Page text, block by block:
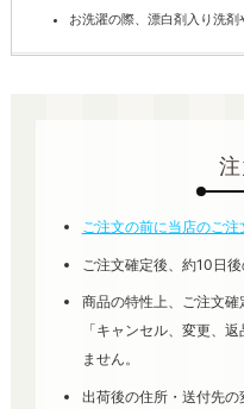
お洗濯の際、漂白剤入り洗剤
ご注文の前に当店のご注
ご注文確定後、約10日後
商品の特性上、ご注文
「キャンセル、変更、
ません。
出荷後の住所・送付先